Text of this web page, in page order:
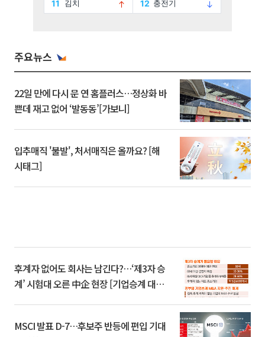
주요뉴스
22일 만에 다시 문 연 홈플러스…정상화 바
쁜데 재고 없어 ‘발동동’[가보니]
입추매직 '불발', 처서매직은 올까요? [해
시태그]
후계자 없어도 회사는 남긴다?…‘제3자 승
계’ 시험대 오른 中企 현장 [기업승계 대전
MSCI 발표 D-7…후보주 반등에 편입 기대